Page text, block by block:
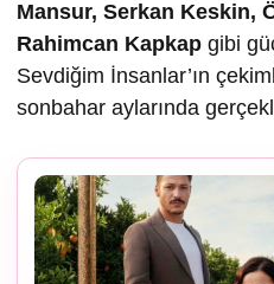
Mansur, Serkan Keskin,
Rahimcan Kapkap gibi
Sevdiğim İnsanlar’ın
sonbahar aylarında